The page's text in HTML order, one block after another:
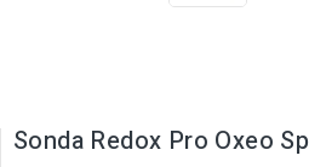
Sonda Redox Pro Oxeo Sp